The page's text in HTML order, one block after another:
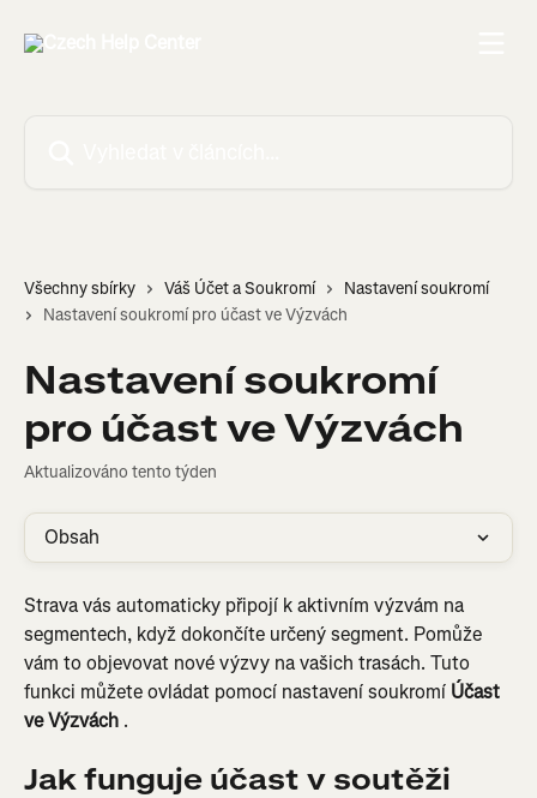
Všechny sbírky Váš Účet a Soukromí
Nastavení soukromí
Nastavení soukromí pro účast ve Výzvách
Nastavení soukromí
pro účast ve Výzvách
Aktualizováno tento týden
Obsah
Strava vás automaticky připojí k aktivním výzvám na
segmentech, když dokončíte určený segment. Pomůže
vám to objevovat nové výzvy na vašich trasách. Tuto
funkci můžete ovládat pomocí nastavení soukromí Účast
ve Výzvách .
Jak funguje účast v soutěži